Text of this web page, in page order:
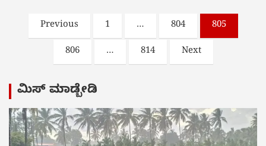
Posts
pagination
Previous 1 … 804
805
806
… 814 Next
ಮಿಸ್ ಮಾಡ್ಬೇಡಿ